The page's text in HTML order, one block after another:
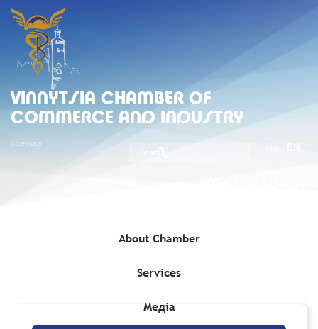
VINNYTSIA CHAMBER OF
COMMERCE AND INDUSTRY
Sitemap
About Chamber
Services
Медіа
Грант до $100 000 на розвиток наукомістких